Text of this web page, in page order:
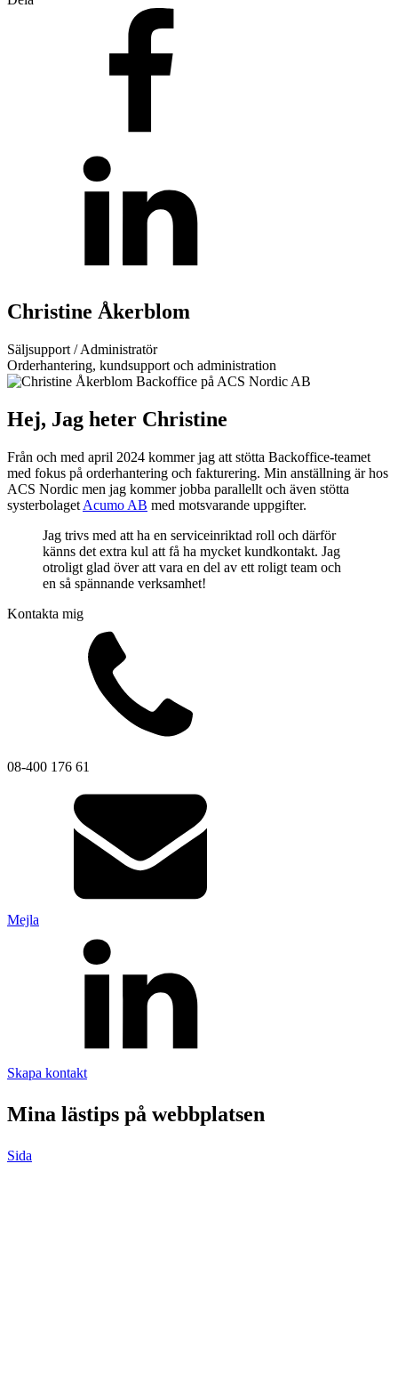
Teknisk support
Kombinerade enheter
LarmklockorMED-klassade
Säkerhet
Blixtljus
Industri
Blixtljus
SirenerKombinerade enheterLarmsystem
Sirener
Kombinerade enheter
LED-indikatorer
Larmkommunikation
Strömförsörjning
Christine Åkerblom
Säljsupport / Administratör
Orderhantering, kundsupport och administration
Hej, Jag heter Christine
Från och med april 2024 kommer jag att stötta Backoffice-teamet
med fokus på orderhantering och fakturering. Min anställning är hos
ACS Nordic men jag kommer jobba parallellt och även stötta
systerbolaget Acumo AB med motsvarande uppgifter.
Jag trivs med att ha en serviceinriktad roll och därför
känns det extra kul att få ha mycket kundkontakt. Jag
otroligt glad över att vara en del av ett roligt team och
en så spännande verksamhet!
Kontakta mig
08-400 176 61
Mejla
Skapa kontakt
Mina lästips på webbplatsen
Sida